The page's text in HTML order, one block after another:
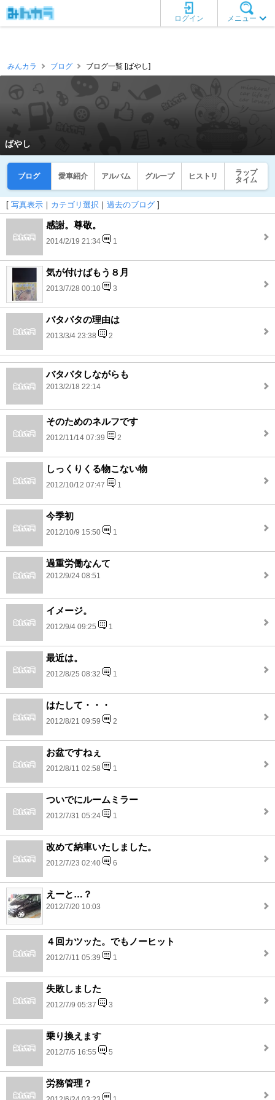
メニュー
ログイン
みんカラ ブログ ブログ一覧 [ばやし]
ばやし
ブログ 愛車紹介 アルバム グループ ヒストリ
ラップ
タイム
[ 写真表示 ｜ カテゴリ選択 ｜ 過去のブログ ]
感謝。尊敬。
2014/2/19 21:34 1
気が付けばもう８月
2013/7/28 00:10 3
バタバタの理由は
2013/3/4 23:38 2
バタバタしながらも
2013/2/18 22:14
そのためのネルフです
2012/11/14 07:39 2
しっくりくる物こない物
2012/10/12 07:47 1
今季初
2012/10/9 15:50 1
過重労働なんて
2012/9/24 08:51
イメージ。
2012/9/4 09:25 1
最近は。
2012/8/25 08:32 1
はたして・・・
2012/8/21 09:59 2
お盆ですねぇ
2012/8/11 02:58 1
ついでにルームミラー
2012/7/31 05:24 1
改めて納車いたしました。
2012/7/23 02:40 6
えーと…？
2012/7/20 10:03
４回カツッた。でもノーヒット
2012/7/11 05:39 1
失敗しました
2012/7/9 05:37 3
乗り換えます
2012/7/5 16:55 5
労務管理？